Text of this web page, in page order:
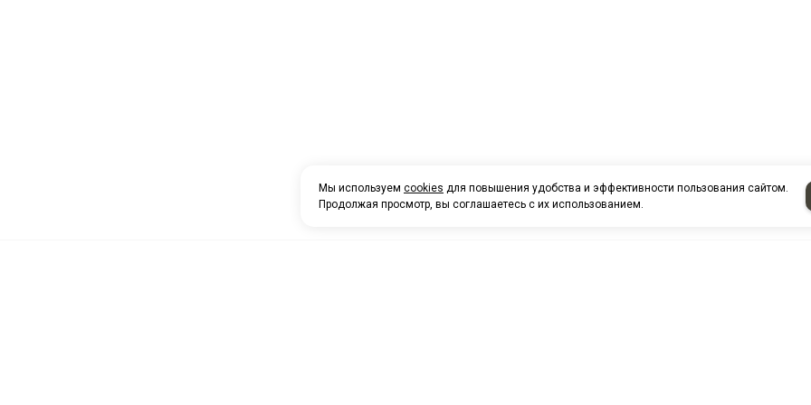
Мы используем cookies для повышения удобства и эффективности пользования сайтом.
Продолжая просмотр, вы соглашаетесь с их использованием.